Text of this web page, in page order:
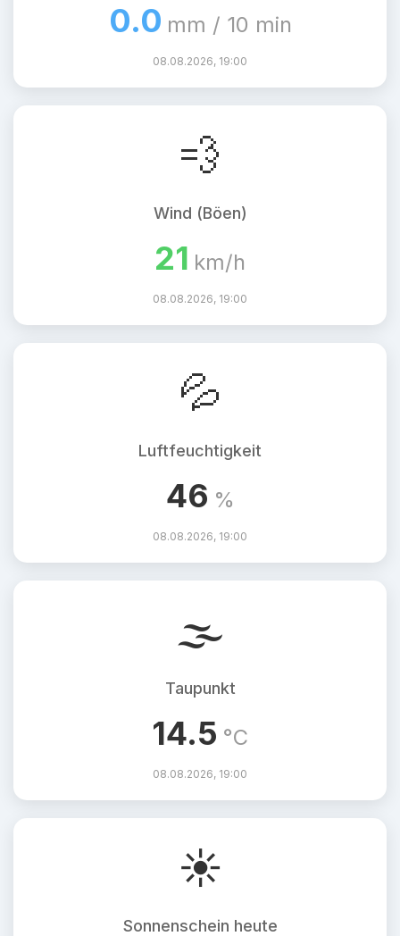
0.0 mm / 10 min
08.08.2026, 19:00
💨
Wind (Böen)
21 km/h
08.08.2026, 19:00
💦
Luftfeuchtigkeit
46 %
08.08.2026, 19:00
🌫️
Taupunkt
14.5 °C
08.08.2026, 19:00
☀️
Sonnenschein heute